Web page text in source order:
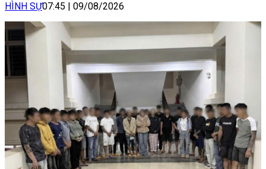
HÌNH SỰ07:45 09/08/2026